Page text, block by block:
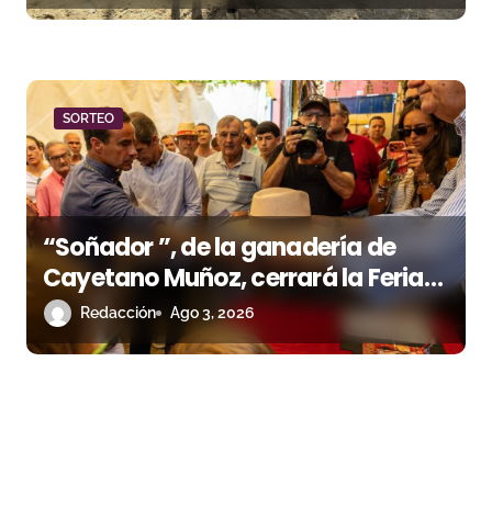
SORTEO
“Soñador ”, de la ganadería de
Cayetano Muñoz, cerrará la Feria
de las Colombinas 2026
Redacción Ago 3, 2026